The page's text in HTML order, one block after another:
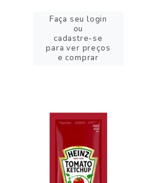
Faça seu login
ou
cadastre-se
para ver preços
e comprar